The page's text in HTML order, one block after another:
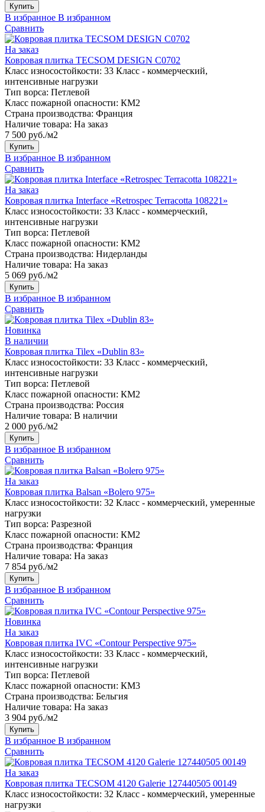
Купить
В избранное В избранном
Сравнить
На заказ
Ковровая плитка TECSOM DESIGN C0702
Класс износостойкости: 33 Класс - коммерческий,
интенсивные нагрузки
Тип ворса: Петлевой
Класс пожарной опасности: КМ2
Страна производства: Франция
Наличие товара: На заказ
7 500 руб./м2
Купить
В избранное В избранном
Сравнить
На заказ
Ковровая плитка Interface «Retrospec Terracotta 108221»
Класс износостойкости: 33 Класс - коммерческий,
интенсивные нагрузки
Тип ворса: Петлевой
Класс пожарной опасности: КМ2
Страна производства: Нидерланды
Наличие товара: На заказ
5 069 руб./м2
Купить
В избранное В избранном
Сравнить
Новинка
В наличии
Ковровая плитка Tilex «Dublin 83»
Класс износостойкости: 33 Класс - коммерческий,
интенсивные нагрузки
Тип ворса: Петлевой
Класс пожарной опасности: КМ2
Страна производства: Россия
Наличие товара: В наличии
2 000 руб./м2
Купить
В избранное В избранном
Сравнить
На заказ
Ковровая плитка Balsan «Bolero 975»
Класс износостойкости: 32 Класс - коммерческий, умеренные
нагрузки
Тип ворса: Разрезной
Класс пожарной опасности: КМ2
Страна производства: Франция
Наличие товара: На заказ
7 854 руб./м2
Купить
В избранное В избранном
Сравнить
Новинка
На заказ
Ковровая плитка IVC «Contour Perspective 975»
Класс износостойкости: 33 Класс - коммерческий,
интенсивные нагрузки
Тип ворса: Петлевой
Класс пожарной опасности: КМ3
Страна производства: Бельгия
Наличие товара: На заказ
3 904 руб./м2
Купить
В избранное В избранном
Сравнить
На заказ
Ковровая плитка TECSOM 4120 Galerie 127440505 00149
Класс износостойкости: 32 Класс - коммерческий, умеренные
нагрузки